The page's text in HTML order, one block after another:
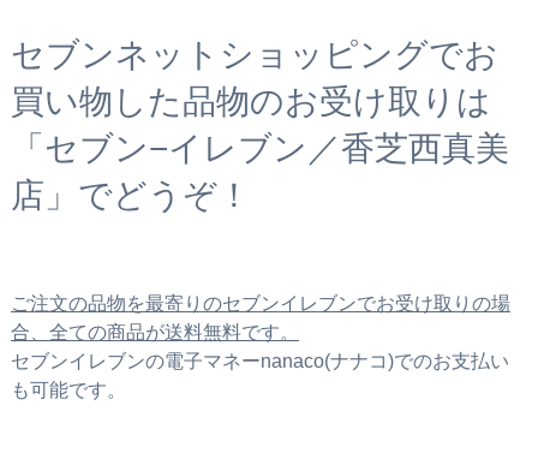
セブンネットショッピングでお
買い物した品物のお受け取りは
「セブン−イレブン／香芝西真美
店」でどうぞ！
ご注文の品物を最寄りのセブンイレブンでお受け取りの場
合、全ての商品が送料無料です。
セブンイレブンの電子マネーnanaco(ナナコ)でのお支払い
も可能です。